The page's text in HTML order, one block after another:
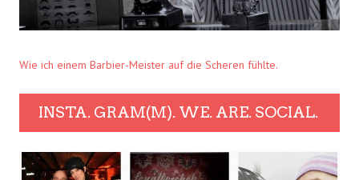
Wie ich einem Barbier-Meister auf die Scheren fühlte.
INSTA. GRAM(M). WE. ARE. SOCIAL.